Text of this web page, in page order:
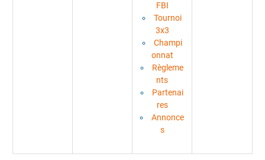
FBI
Tournoi
3x3
Champi
onnat
Règleme
nts
Partenai
res
Annonce
s